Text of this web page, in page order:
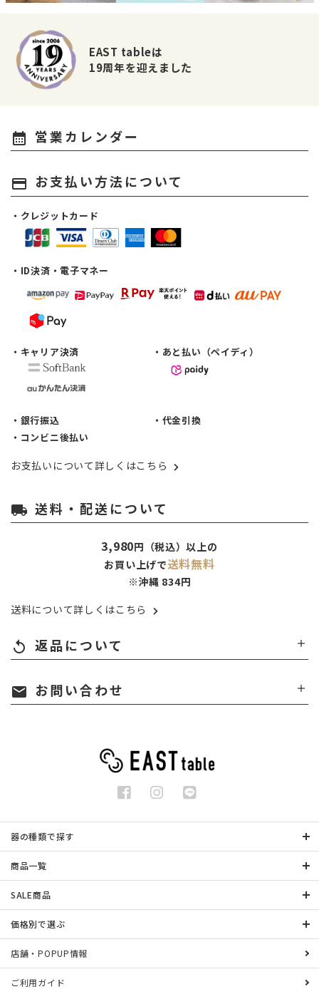
EAST tableは
19周年を迎えました
calendar_month 営業カレンダー
payment お支払い方法について
・クレジットカード
・ID決済・電子マネー
・キャリア決済 ・あと払い（ペイディ）
・銀行振込
・代金引換
・コンビニ後払い
お支払いについて詳しくはこちら
local_shipping 送料・配送について
3,980円（税込）以上の
お買い上げで送料無料
※沖縄 834円
送料について詳しくはこちら
replay 返品について
mail お問い合わせ
器の種類で探す
商品一覧
SALE商品
価格別で選ぶ
店舗・POPUP情報
ご利用ガイド